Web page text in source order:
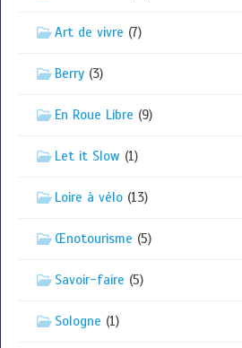
Art de vivre (7)
Berry (3)
En Roue Libre (9)
Let it Slow (1)
Loire à vélo (13)
Œnotourisme (5)
Savoir-faire (5)
Sologne (1)